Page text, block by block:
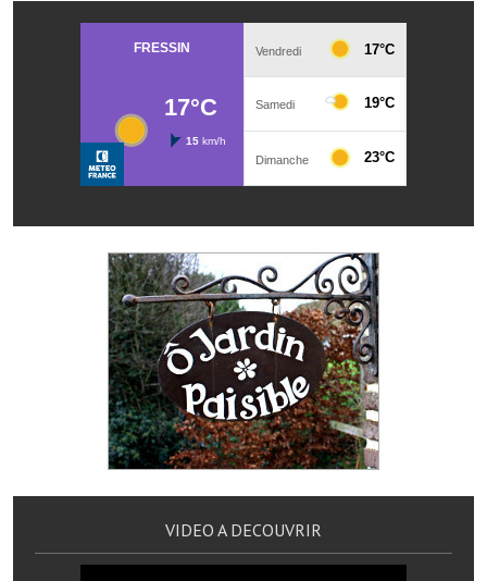
Le personnel municipal
Les moyens financiers
Rapport d'orientation budgétaire
Actions et projets
Projets et travaux en cours
Procès verbaux des conseils municipaux
Communication
Le bulletin municipal : Fressinfo & Le Fressinois
Toutes les publications
Le village dans l'intercommunalité
Autres groupementsVIDEO A DECOUVRIR